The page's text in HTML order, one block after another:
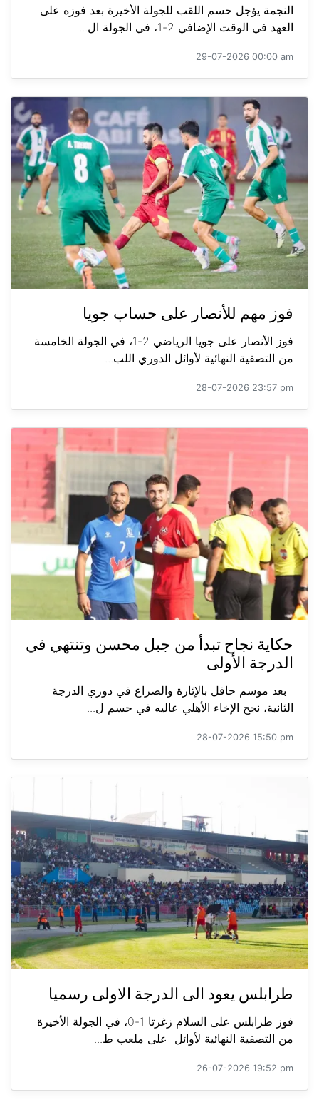
النجمة يؤجل حسم اللقب للجولة الأخيرة بعد فوزه على
العهد في الوقت الإضافي 2-1، في الجولة ال...
29-07-2026 00:00 am
فوز مهم للأنصار على حساب جويا
فوز الأنصار على جويا الرياضي 2-1، في الجولة الخامسة
من التصفية النهائية لأوائل الدوري اللب...
28-07-2026 23:57 pm
حكاية نجاح تبدأ من جبل محسن وتنتهي في
الدرجة الأولى
بعد موسم حافل بالإثارة والصراع في دوري الدرجة
الثانية، نجح الإخاء الأهلي عاليه في حسم ل...
28-07-2026 15:50 pm
طرابلس يعود الى الدرجة الاولى رسميا
فوز طرابلس على السلام زغرتا 1-0، في الجولة الأخيرة
من التصفية النهائية لأوائل على ملعب ط...
26-07-2026 19:52 pm